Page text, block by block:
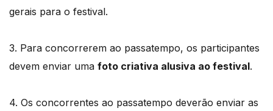
gerais para o festival.
3. Para concorrerem ao passatempo, os participantes
devem enviar uma foto criativa alusiva ao festival.
4. Os concorrentes ao passatempo deverão enviar as